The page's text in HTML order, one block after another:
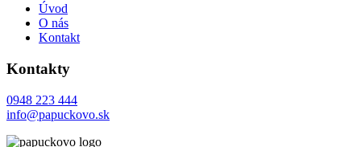
Úvod
O nás
Kontakt
Kontakty
0948 223 444
info@papuckovo.sk